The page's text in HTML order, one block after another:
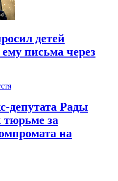
детей
письма через
депутата Рады
тюрьме за
на